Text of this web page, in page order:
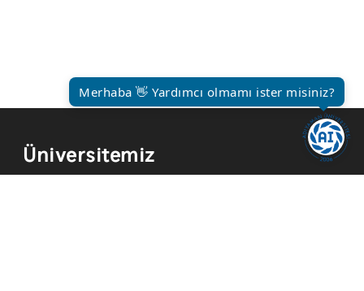
Üniversitemiz
Merhaba 👋 Yardımcı olmamı ister misiniz?